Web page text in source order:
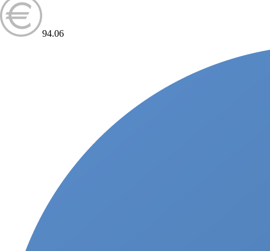
94.06